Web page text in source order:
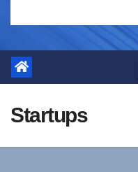
Startups